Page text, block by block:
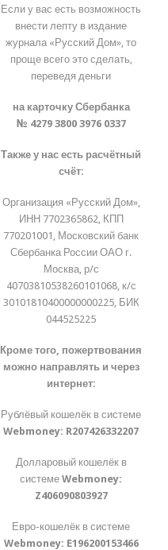
Если у вас есть возможность
внести лепту в издание
журнала «Русский Дом», то
проще всего это сделать,
переведя деньги
на карточку Сбербанка
№ 4279 3800 3976 0337
Также у нас есть расчётный
счёт:
Организация «Русский Дом»,
ИНН 7702365862, КПП
770201001, Московский банк
Сбербанка России ОАО г.
Москва, р/с
40703810538260101068, к/с
30101810400000000225, БИК
044525225
Кроме того, пожертвования
можно направлять и через
интернет:
Рублёвый кошелёк в системе
Webmoney: R207426332207
Долларовый кошелёк в
системеWebmoney:
Z406090803927
Евро-кошелёк в системе
Webmoney: E196200153466